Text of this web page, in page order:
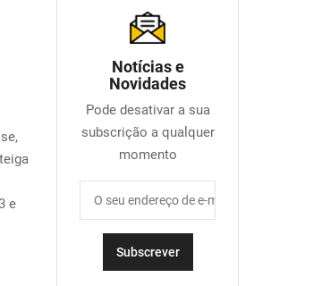
e
Notícias e
Novidades
Pode desativar a sua
subscrição a qualquer
momento